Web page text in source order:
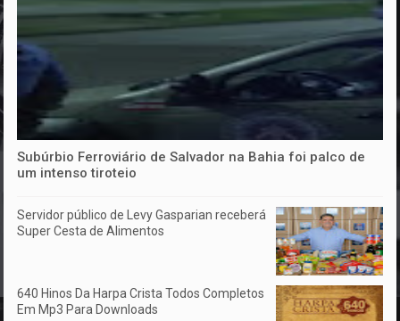
Subúrbio Ferroviário de Salvador na Bahia foi palco de
um intenso tiroteio
Servidor público de Levy Gasparian receberá
Super Cesta de Alimentos
640 Hinos Da Harpa Crista Todos Completos
Em Mp3 Para Downloads